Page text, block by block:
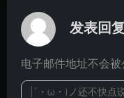
发表回复
电子邮件地址不会